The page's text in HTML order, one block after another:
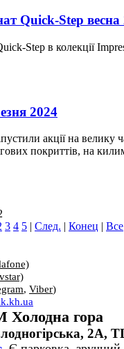
Quick-Step весна
Step в колекції
2024
акції на велику
покриттів, на
3 4 5 | След. | Конец | Все
, Viber)
Холодна гора
2А,